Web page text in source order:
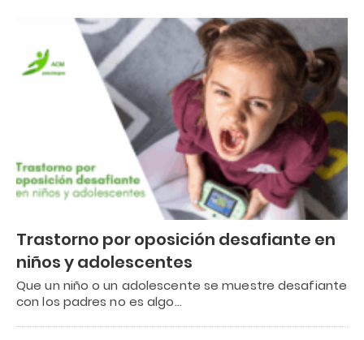
Trastorno por oposición desafiante en
niños y adolescentes
Que un niño o un adolescente se muestre desafiante
con los padres no es algo…